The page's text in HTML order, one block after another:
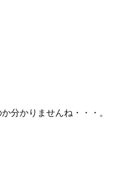
分かりませんね・・・。